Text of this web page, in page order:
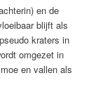
en de
blijft als
kraters in
omgezet in
en vallen als